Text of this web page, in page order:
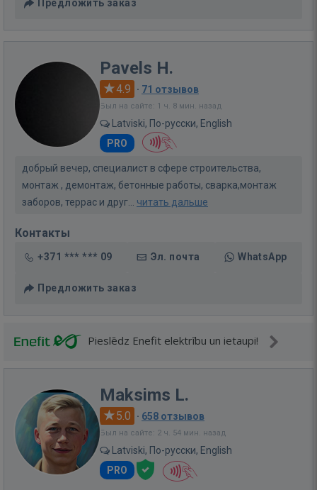
Предложить заказ
Pavels H.
4.9 · 71 отзывов
Был на сайте: 1 ч. 8 мин. назад
Latviski, По-русски, English
PRO
добрый вечер, специалист в сфере строительства,
монтаж , демонтаж, бетонные работы, сварка,монтаж
заборов, террас и друг... читать дальше
Контакты
+371 *** *** 09 Эл. почта WhatsApp
Предложить заказ
Pieslēdz Enefit elektrību un ietaupi!
Maksims L.
5.0 · 658 отзывов
Был на сайте: 2 ч. 54 мин. назад
Latviski, По-русски, English
PRO